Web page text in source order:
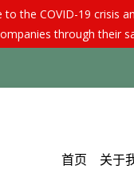
the COVID-19 crisis
through their
首页 关于